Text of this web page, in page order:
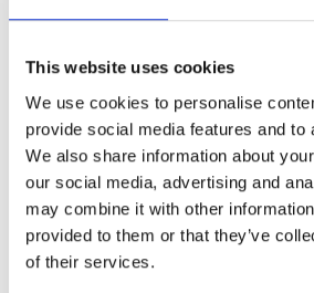
This website uses cookies
We use cookies to personalise
provide social media features and to
We also share information about
our social media, advertising and
may combine it with other
provided to them or that they’ve
of their services.
¿Estás pensando en actualizar
espacios para reuniones,
o auditorios?
Nosotrosll, nos encantaría
asombrosa sala de exposición
la oportunidad de hablar de tus
particulares en materia de
y conferencias.